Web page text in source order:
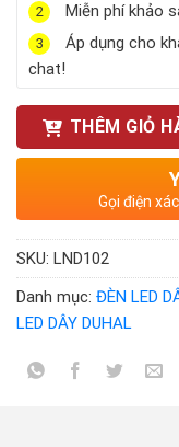
2 Miễn phí khảo
3
Áp dụng cho
chat!
THÊM GIỎ
Gọi điện
SKU: LND102
Danh mục: ĐÈN LED
LED DÂY DUHAL